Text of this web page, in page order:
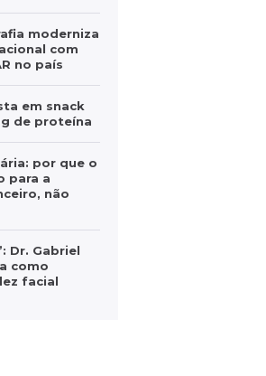
moderniza
com
no país
em snack
de proteína
por que o
para a
não
Dr. Gabriel
como
facial